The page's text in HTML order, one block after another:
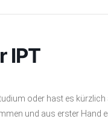
IPT
oder hast es
und aus erster Hand